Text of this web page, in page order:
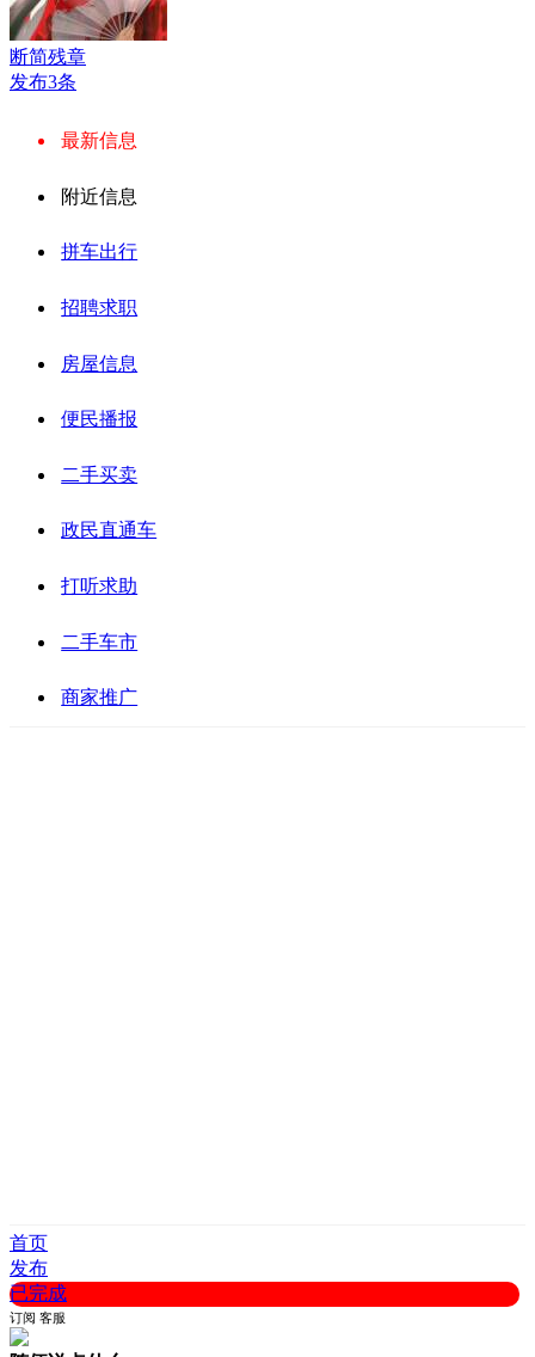
断简残章
发布3条
最新信息
附近信息
拼车出行
招聘求职
房屋信息
便民播报
二手买卖
政民直通车
打听求助
二手车市
商家推广
首页
发布
已完成
订阅 客服